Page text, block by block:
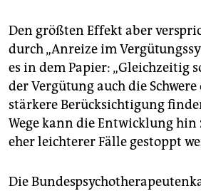
Den größten Effekt aber
durch „Anreize im
es in dem Papier: „Gleichzeitig
der Vergütung auch die
stärkere Berücksichtigung
Wege kann die Entwicklung
eher leichterer Fälle gestoppt
Die